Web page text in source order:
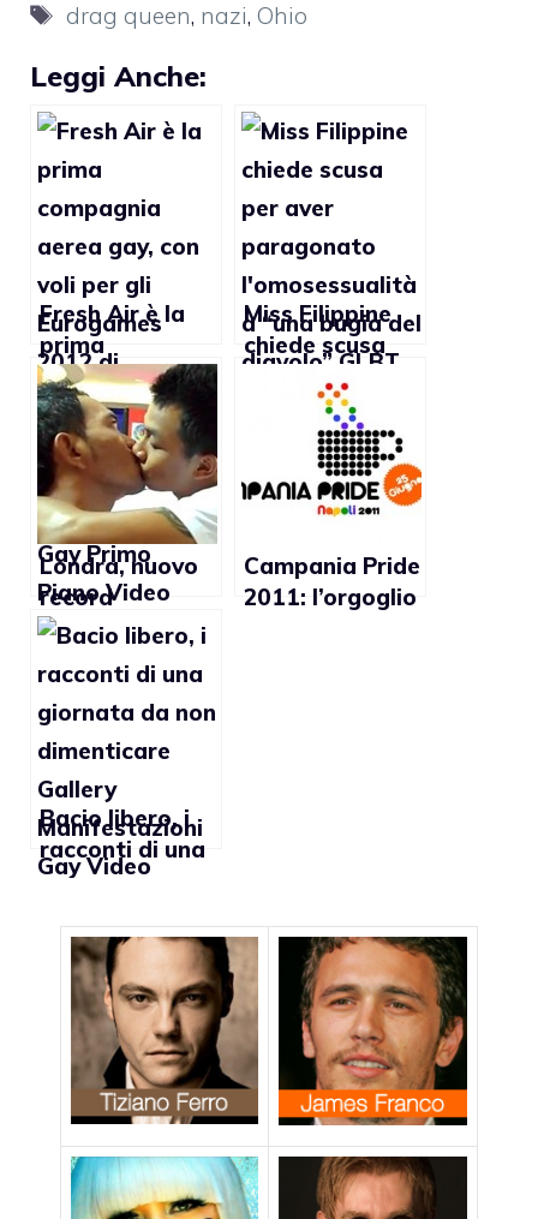
Tag
drag queen, nazi, Ohio
Leggi Anche:
Fresh Air è la
prima
compagnia
aerea gay, con
voli per gli
Eurogames
2012 di
Budapest
Miss Filippine
chiede scusa
per aver
paragonato
l’omosessualità
a “una bugia del
diavolo”
Londra, nuovo
record
mondiale per il
bacio gay più
lungo
Campania Pride
2011: l’orgoglio
Bacio libero, i
racconti di una
giornata da non